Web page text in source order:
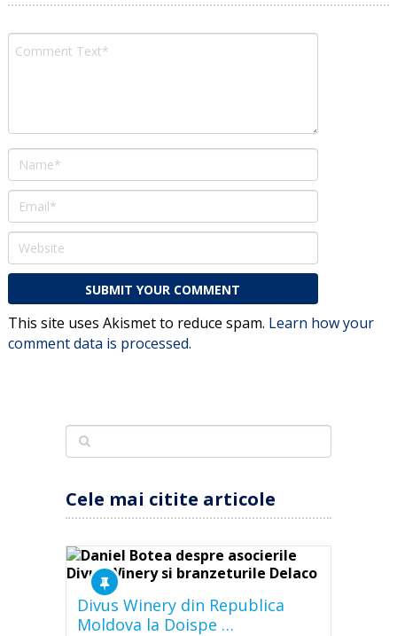
This site uses Akismet to reduce spam. Learn how your
comment data is processed.
Cele mai citite articole
Divus Winery din Republica
Moldova la Doispe …